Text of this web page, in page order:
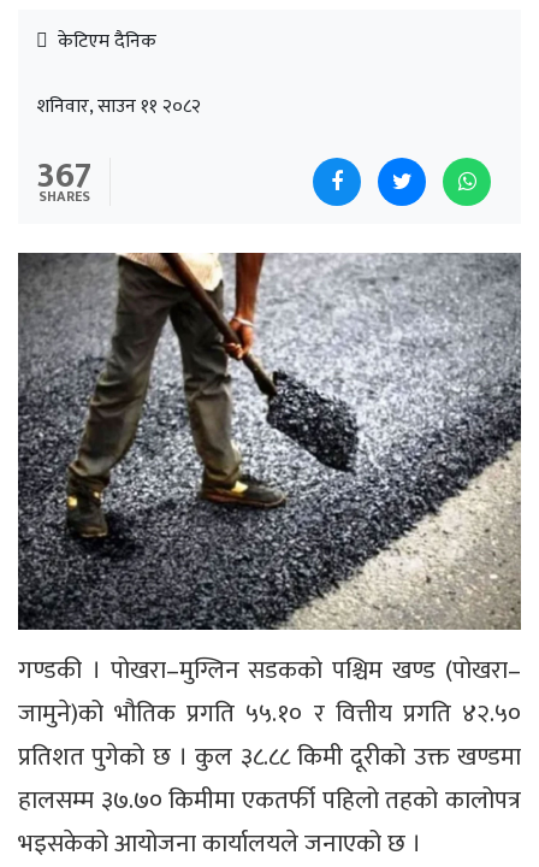
केटिएम दैनिक
शनिवार, साउन ११ २०८२
367
SHARES
गण्डकी । पोखरा–मुग्लिन सडकको पश्चिम खण्ड (पोखरा–
जामुने)को भौतिक प्रगति ५५.१० र वित्तीय प्रगति ४२.५०
प्रतिशत पुगेको छ । कुल ३८.८८ किमी दूरीको उक्त खण्डमा
हालसम्म ३७.७० किमीमा एकतर्फी पहिलो तहको कालोपत्र
भइसकेको आयोजना कार्यालयले जनाएको छ ।